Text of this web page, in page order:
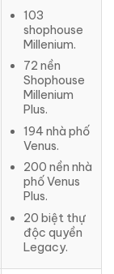
103
shophouse
Millenium.
72 nền
Shophouse
Millenium
Plus.
194 nhà phố
Venus.
200 nền nhà
phố Venus
Plus.
20 biệt thự
độc quyền
Legacy.